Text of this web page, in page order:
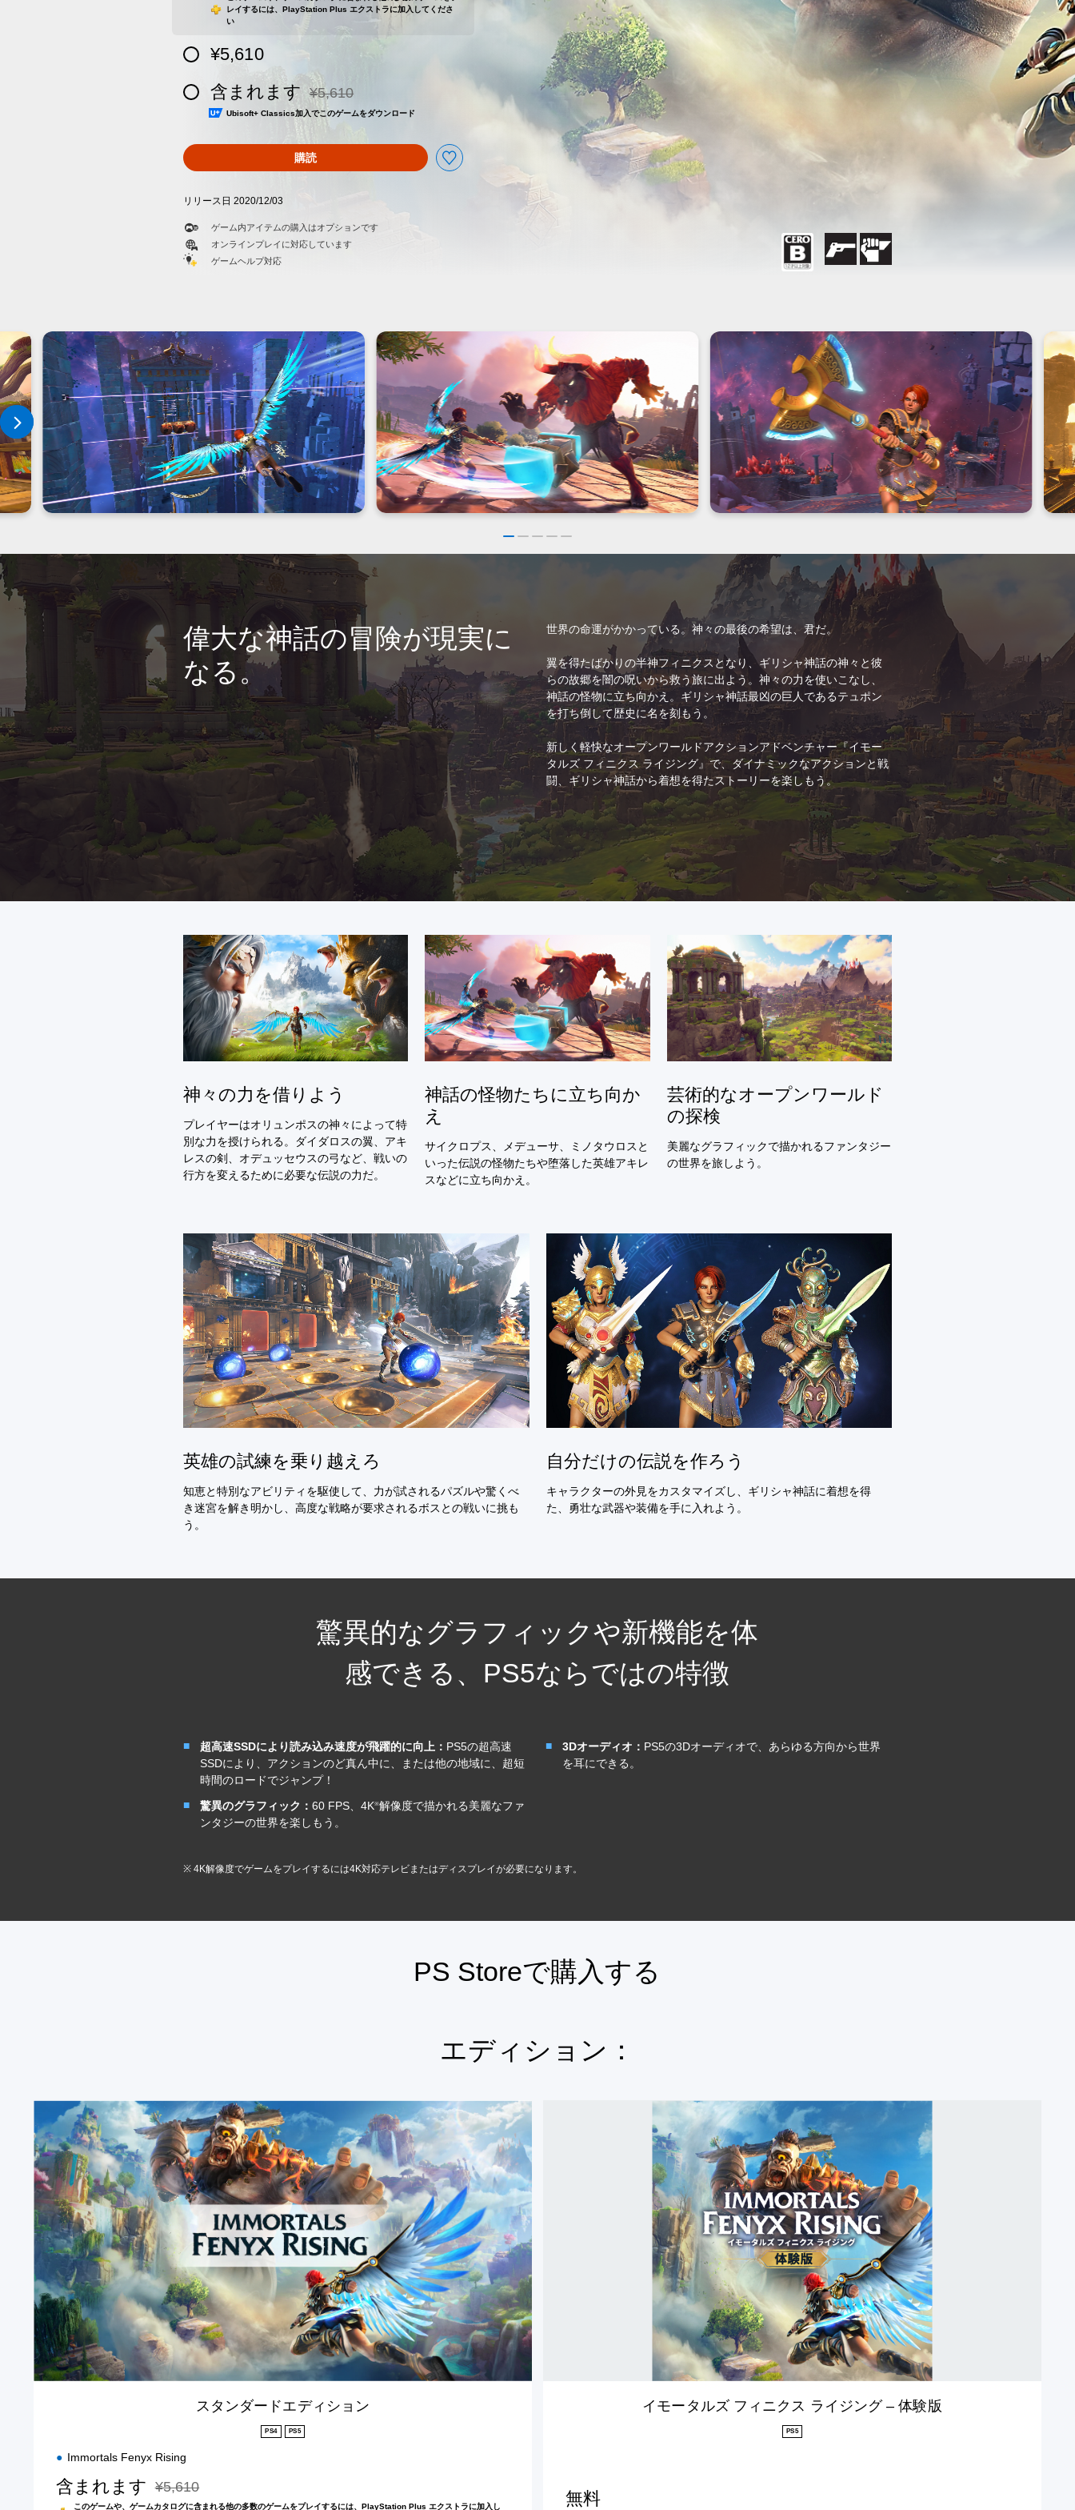
レイするには、PlayStation Plus エクストラに加入してくださ
い
¥5,610
含まれます
通常価格¥5,610より値引き
¥5,610
Ubisoft+ Classics加入でこのゲームをダウンロード
購読
リリース日 2020/12/03
ゲーム内アイテムの購入はオプションです
オンラインプレイに対応しています
ゲームヘルプ対応
偉大な神話の冒険が現実に
なる。
世界の命運がかかっている。神々の最後の希望は、君だ。
翼を得たばかりの半神フィニクスとなり、ギリシャ神話の神々と彼
らの故郷を闇の呪いから救う旅に出よう。神々の力を使いこなし、
神話の怪物に立ち向かえ。ギリシャ神話最凶の巨人であるテュポン
を打ち倒して歴史に名を刻もう。
新しく軽快なオープンワールドアクションアドベンチャー『イモー
タルズ フィニクス ライジング』で、ダイナミックなアクションと戦
闘、ギリシャ神話から着想を得たストーリーを楽しもう。
神々の力を借りよう
プレイヤーはオリュンポスの神々によって特
別な力を授けられる。ダイダロスの翼、アキ
レスの剣、オデュッセウスの弓など、戦いの
行方を変えるために必要な伝説の力だ。
神話の怪物たちに立ち向か
え
サイクロプス、メデューサ、ミノタウロスと
いった伝説の怪物たちや堕落した英雄アキレ
スなどに立ち向かえ。
芸術的なオープンワールド
の探検
美麗なグラフィックで描かれるファンタジー
の世界を旅しよう。
英雄の試練を乗り越えろ
知恵と特別なアビリティを駆使して、力が試されるパズルや驚くべ
き迷宮を解き明かし、高度な戦略が要求されるボスとの戦いに挑も
う。
自分だけの伝説を作ろう
キャラクターの外見をカスタマイズし、ギリシャ神話に着想を得
た、勇壮な武器や装備を手に入れよう。
驚異的なグラフィックや新機能を体
感できる、PS5ならではの特徴
超高速SSDにより読み込み速度が飛躍的に向上： PS5の超高速
SSDにより、アクションのど真ん中に、または他の地域に、超短
時間のロードでジャンプ！
驚異のグラフィック： 60 FPS、4K※解像度で描かれる美麗なファ
ンタジーの世界を楽しもう。
3Dオーディオ： PS5の3Dオーディオで、あらゆる方向から世界
を耳にできる。
※ 4K解像度でゲームをプレイするには4K対応テレビまたはディスプレイが必要になります。
PS Storeで購入する
エディション：
タ
ン
ダ
ー
ド
エ
デ
ィ
ョ
ン
スタンダードエディション
PS4 PS5
Immortals Fenyx Rising
含まれます 通常価格¥5,610より値引き
¥5,610
このゲームや、ゲームカタログに含まれる他の多数のゲームをプレイするには、PlayStation Plus エクストラに加入し
イモータルズ フィニクス ライジング – 体験版
PS5
無料